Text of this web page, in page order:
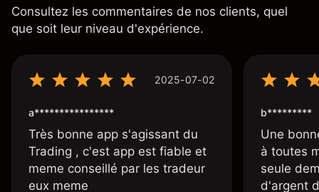
Consultez les commentaires de nos clients, quel
que soit leur niveau d'expérience.
2025-07-02
a****************
Très bonne app s'agissant du
Trading , c'est app est fiable et
meme conseillé par les tradeur
eux meme
b*********
Une
à toutes
seule
d'argent